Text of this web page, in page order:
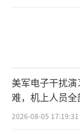
美军电子干扰
难，机上人员全
2026-08-05 17:19:31